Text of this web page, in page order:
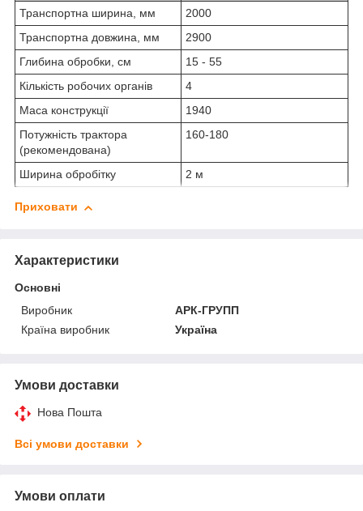
Транспортна ширина, мм
2000
Транспортна довжина, мм
2900
Глибина обробки, см
15 - 55
Кількість робочих органів
4
Маса конструкції
1940
Потужність трактора
(рекомендована)
160-180
Ширина обробітку 2 м
Приховати
Характеристики
Основні
Виробник
АРК-ГРУПП
Країна виробник
Україна
Умови доставки
Нова Пошта
Всі умови доставки
Умови оплати